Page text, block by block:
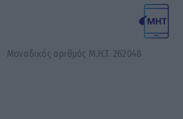
Μοναδικός αριθμός Μ.Η.Τ. 262048